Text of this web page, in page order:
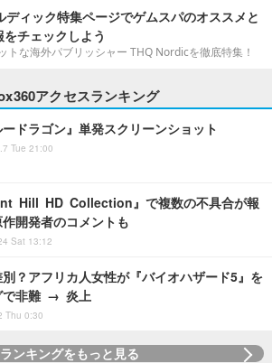
ディック特集ページでゲムスパのオススメと
チェックしよう
トな海外パブリッシャー THQ Nordicを徹底特集！
アクセスランキング
ードラゴン』単発スクリーンショット
Tue 21:00
Hill HD Collection』で複数の不具合が報
開発者のコメントも
Sat 13:12
別？アフリカ人女性が『バイオハザード5』を
で非難 → 炎上
Thu 0:30
ランキングをもっと見る